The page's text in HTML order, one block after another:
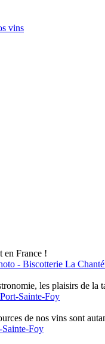
vins
en France !
les plaisirs de
de nos vins sont